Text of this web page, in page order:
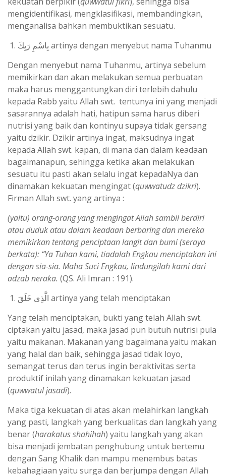
kekuatan berpikir (quwwatul fikri), sehingga bisa
mengidentifikasi, mengklasifikasi, membandingkan,
menganalisa bahkan membuktikan sesuatu.
بِاسْمِ رَبِكَ artinya dengan menyebut nama Tuhanmu
Dengan menyebut nama Tuhanmu, artinya sebelum
memikirkan dan akan melakukan semua perbuatan
maka harus menggantungkan diri terlebih dahulu
kepada Rabb yaitu Allah swt. tentunya ini yang menjadi
sasarannya adalah hati, hatipun sama harus diberi
nutrisi yang baik dan kontinyu supaya tidak gersang
yaitu dzikir. Dzikir artinya ingat, maksudnya ingat
kepada Allah swt. kapan, di mana dan dalam keadaan
bagaimanapun, sehingga ketika akan melakukan
sesuatu itu pasti akan selalu ingat kepadaNya dan
dinamakan kekuatan mengingat (quwwatudz dzikri).
Firman Allah swt. yang artinya :
(yaitu) orang-orang yang mengingat Allah sambil berdiri
atau duduk atau dalam keadaan berbaring dan mereka
memikirkan tentang penciptaan langit dan bumi (seraya
berkata): “Ya Tuhan kami, tiadalah Engkau menciptakan ini
dengan sia-sia. Maha Suci Engkau, lindungilah kami dari
adzab neraka. (QS. Ali Imran : 191).
الَّذِى خَلَقَ artinya yang telah menciptakan
Yang telah menciptakan, bukti yang telah Allah swt.
ciptakan yaitu jasad, maka jasad pun butuh nutrisi pula
yaitu makanan. Makanan yang bagaimana yaitu makan
yang halal dan baik, sehingga jasad tidak loyo,
semangat terus dan terus ingin beraktivitas serta
produktif inilah yang dinamakan kekuatan jasad
(quwwatul jasadi).
Maka tiga kekuatan di atas akan melahirkan langkah
yang pasti, langkah yang berkualitas dan langkah yang
benar (harakatus shahihah) yaitu langkah yang akan
bisa menjadi jembatan penghubung untuk bertemu
dengan Sang Khalik dan mampu menembus batas
kebahagiaan yaitu surga dan berjumpa dengan Allah